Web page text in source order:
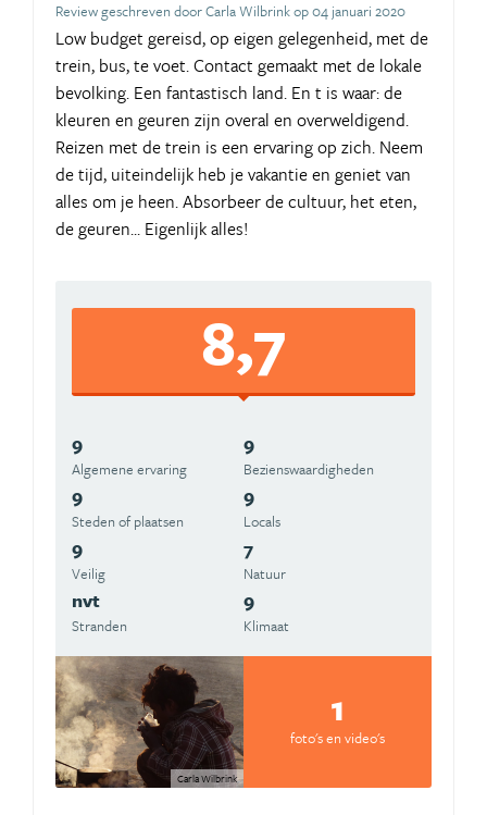
Review geschreven door Carla Wilbrink op 04 januari 2020
Low budget gereisd, op eigen gelegenheid, met de
trein, bus, te voet. Contact gemaakt met de lokale
bevolking. Een fantastisch land. En t is waar: de
kleuren en geuren zijn overal en overweldigend.
Reizen met de trein is een ervaring op zich. Neem
de tijd, uiteindelijk heb je vakantie en geniet van
alles om je heen. Absorbeer de cultuur, het eten,
de geuren... Eigenlijk alles!
8,7
9
Algemene ervaring
9
Beziens­waardigheden
9
Steden of plaatsen
9
Locals
9
Veilig
7
Natuur
nvt
Stranden
9
Klimaat
Carla Wilbrink
1
foto's en video's